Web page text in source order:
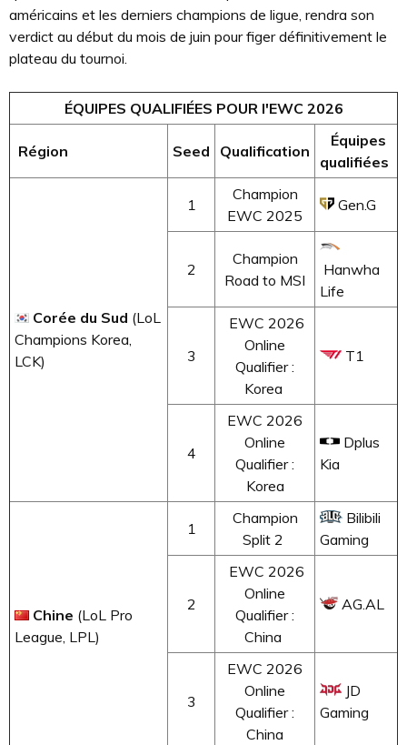
américains et les derniers champions de ligue, rendra son
verdict au début du mois de juin pour figer définitivement le
plateau du tournoi.
ÉQUIPES QUALIFIÉES POUR l'EWC 2026
Région Seed Qualification
Équipes
qualifiées
Corée du Sud (LoL
Champions Korea,
LCK)
1
Champion
EWC 2025
Gen.G
2
Champion
Road to MSI
Hanwha
Life
3
EWC 2026
Online
Qualifier :
Korea
T1
4
EWC 2026
Online
Qualifier :
Korea
Dplus
Kia
Chine (LoL Pro
League, LPL)
1
Champion
Split 2
Bilibili
Gaming
2
EWC 2026
Online
Qualifier :
China
AG.AL
3
EWC 2026
Online
Qualifier :
China
JD
Gaming